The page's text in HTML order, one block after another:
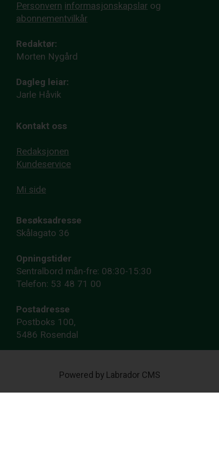
Personvern informasjonskapslar og
abonnementvilkår
Redaktør:
Morten Nygård
Dagleg leiar:
Jarle Håvik
Kontakt oss
Redaksjonen
Kundeservice
Mi side
Besøksadresse
Skålagato 36
Opningstider
Sentralbord mån-fre: 08:30-15:30
Telefon: 53 48 71 00
Postadresse
Postboks 100,
5486 Rosendal
Powered by Labrador CMS